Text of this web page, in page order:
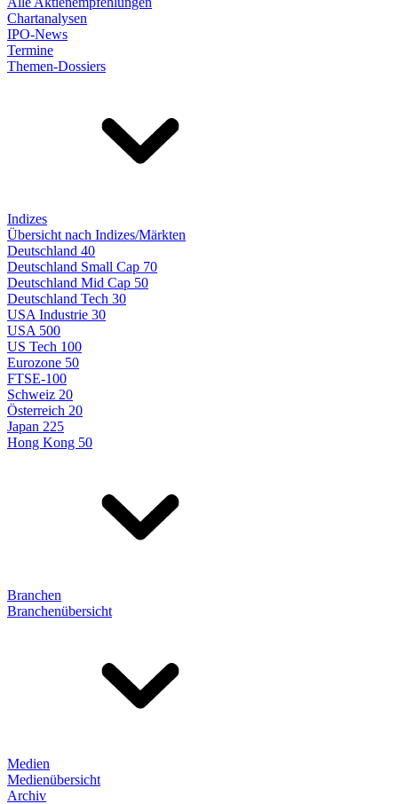
Chartanalysen
IPO-News
Termine
Themen-Dossiers
Indizes
Übersicht nach Indizes/Märkten
Deutschland 40
Deutschland Small Cap 70
Deutschland Mid Cap 50
Deutschland Tech 30
USA Industrie 30
USA 500
US Tech 100
Eurozone 50
FTSE-100
Schweiz 20
Österreich 20
Japan 225
Hong Kong 50
Branchen
Branchenübersicht
Medien
Medienübersicht
Archiv